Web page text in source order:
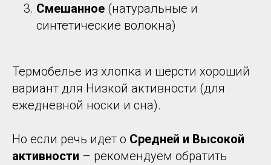
Смешанное (натуральные и
синтетические волокна)
Термобелье из хлопка и шерсти хороший
вариант для Низкой активности (для
ежедневной носки и сна).
Но если речь идет о Средней и Высокой
активности – рекомендуем обратить